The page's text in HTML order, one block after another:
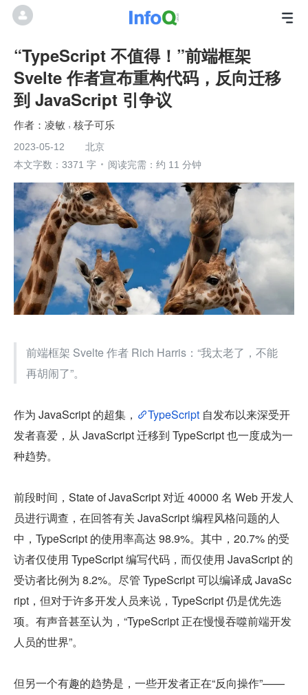
“TypeScript 不值得！”前端框架
Svelte 作者宣布重构代码，反向迁移
到 JavaScript 引争议
凌敏 核子可乐
2023-05-12
北京
本文字数：3371 字
阅读完需：约 11 分钟
前端框架 Svelte 作者 Rich Harris：“我太老了，不能
再胡闹了”。
作为 JavaScript 的超集， TypeScript 自发布以来深受开
发者喜爱，从 JavaScript 迁移到 TypeScript 也一度成为一
种趋势。
前段时间，State of JavaScript 对近 40000 名 Web 开发人
员进行调查，在回答有关 JavaScript 编程风格问题的人
中，TypeScript 的使用率高达 98.9%。其中，20.7% 的受
访者仅使用 TypeScript 编写代码，而仅使用 JavaScript 的
受访者比例为 8.2%。尽管 TypeScript 可以编译成 JavaSc
ript，但对于许多开发人员来说，TypeScript 仍是优先选
项。有声音甚至认为，“TypeScript 正在慢慢吞噬前端开发
人员的世界”。
但另一个有趣的趋势是，一些开发者正在“反向操作”——